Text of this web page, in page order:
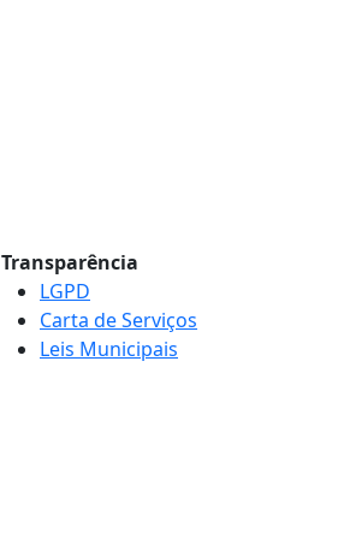
Transparência
LGPD
Carta de Serviços
Leis Municipais